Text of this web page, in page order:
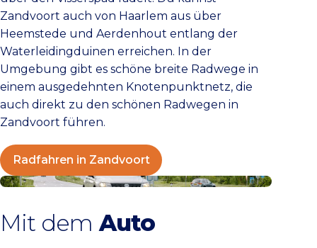
Zandvoort auch von Haarlem aus über
Heemstede und Aerdenhout entlang der
Waterleidingduinen erreichen. In der
Umgebung gibt es schöne breite Radwege in
einem ausgedehnten Knotenpunktnetz, die
auch direkt zu den schönen Radwegen in
Zandvoort führen.
Radfahren in Zandvoort
Parken in Zandvoort
Mit dem Auto